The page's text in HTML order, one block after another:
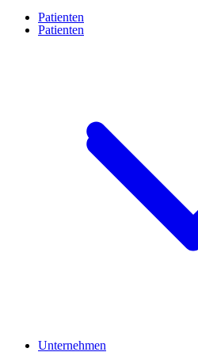
Patienten
Unternehmen
Patienten